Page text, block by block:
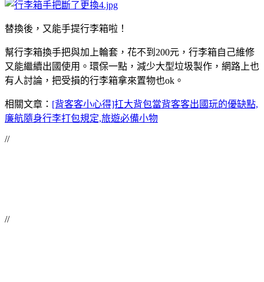
替換後，又能手提行李箱啦！
幫行李箱換手把與加上輪套，花不到200元，行李箱自己維修
又能繼續出國使用。環保一點，減少大型垃圾製作，網路上也
有人討論，把受損的行李箱拿來置物也ok。
相關文章： [背客客小心得]扛大背包當背客客出國玩的優缺點,
廉航隨身行李打包規定,旅遊必備小物
//
//